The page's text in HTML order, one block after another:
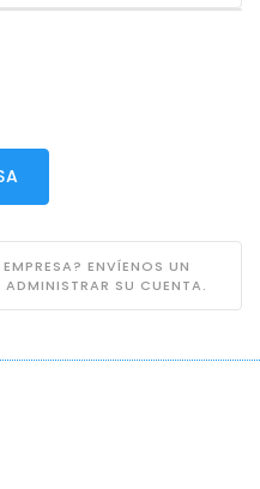
ENVÍENOS UN
SU CUENTA.